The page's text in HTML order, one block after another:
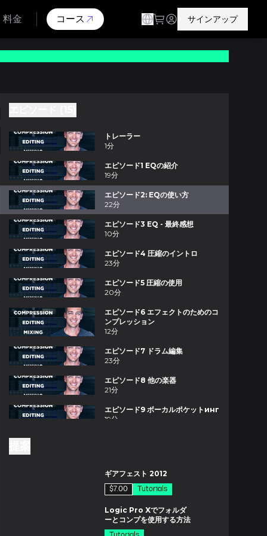
料金 コース サインアップ
トレーラー
1分
エピソード1 EQの紹介
19分
エピソード2: EQの使い方
22分
エピソード3 EQ - 最終感想
10分
エピソード4 圧縮のイントロ
23分
エピソード5 圧縮の使用
20分
エピソード6 エフェクトのためのコ
ンプレッション
12分
エピソード7 ドラム編集
23分
エピソード8 他の楽器
21分
エピソード9 ボーカルポケットинг
19分
エピソード11 EQ & アンビエンス
27分
エピソード12：移行と流れ
23分
ギアフェスト 2012
$7.00
Tutorials
Logic Pro Xでフォルダ
ーとコンプを使用する方法